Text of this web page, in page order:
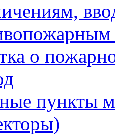
о
пункты